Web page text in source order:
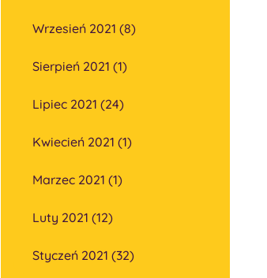
Wrzesień 2021 (8)
Sierpień 2021 (1)
Lipiec 2021 (24)
Kwiecień 2021 (1)
Marzec 2021 (1)
Luty 2021 (12)
Styczeń 2021 (32)